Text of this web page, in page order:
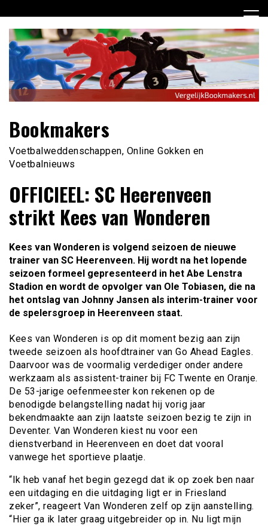
naar
inhoud
Bookmakers
Voetbalweddenschappen, Online Gokken en
Voetbalnieuws
OFFICIEEL: SC Heerenveen
strikt Kees van Wonderen
Kees van Wonderen is volgend seizoen de nieuwe
trainer van SC Heerenveen. Hij wordt na het lopende
seizoen formeel gepresenteerd in het Abe Lenstra
Stadion en wordt de opvolger van Ole Tobiasen, die na
het ontslag van Johnny Jansen als interim-trainer voor
de spelersgroep in Heerenveen staat.
Kees van Wonderen is op dit moment bezig aan zijn
tweede seizoen als hoofdtrainer van Go Ahead Eagles.
Daarvoor was de voormalig verdediger onder andere
werkzaam als assistent-trainer bij FC Twente en Oranje.
De 53-jarige oefenmeester kon rekenen op de
benodigde belangstelling nadat hij vorig jaar
bekendmaakte aan zijn laatste seizoen bezig te zijn in
Deventer. Van Wonderen kiest nu voor een
dienstverband in Heerenveen en doet dat vooral
vanwege het sportieve plaatje.
“Ik heb vanaf het begin gezegd dat ik op zoek ben naar
een uitdaging en die uitdaging ligt er in Friesland
zeker”, reageert Van Wonderen zelf op zijn aanstelling.
“Hier ga ik later graag uitgebreider op in. Nu ligt mijn